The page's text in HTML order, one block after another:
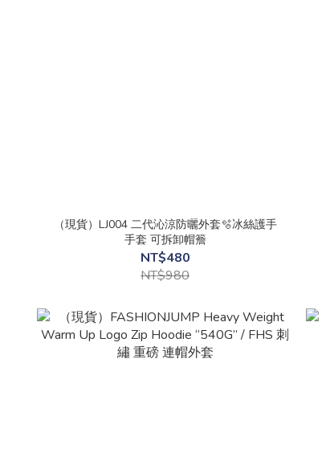
（現貨）LJ004 二代沁涼防曬外套🫧冰絲護手
手套 可拆卸帽簷
NT$480
NT$980